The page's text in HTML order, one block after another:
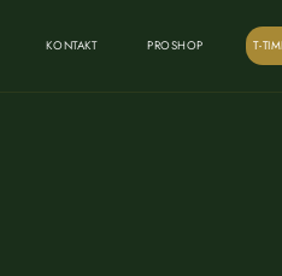
KONTAKT PROSHOP T-